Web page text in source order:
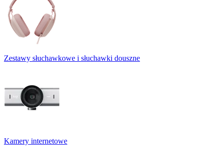
Zestawy słuchawkowe i słuchawki douszne
Kamery internetowe